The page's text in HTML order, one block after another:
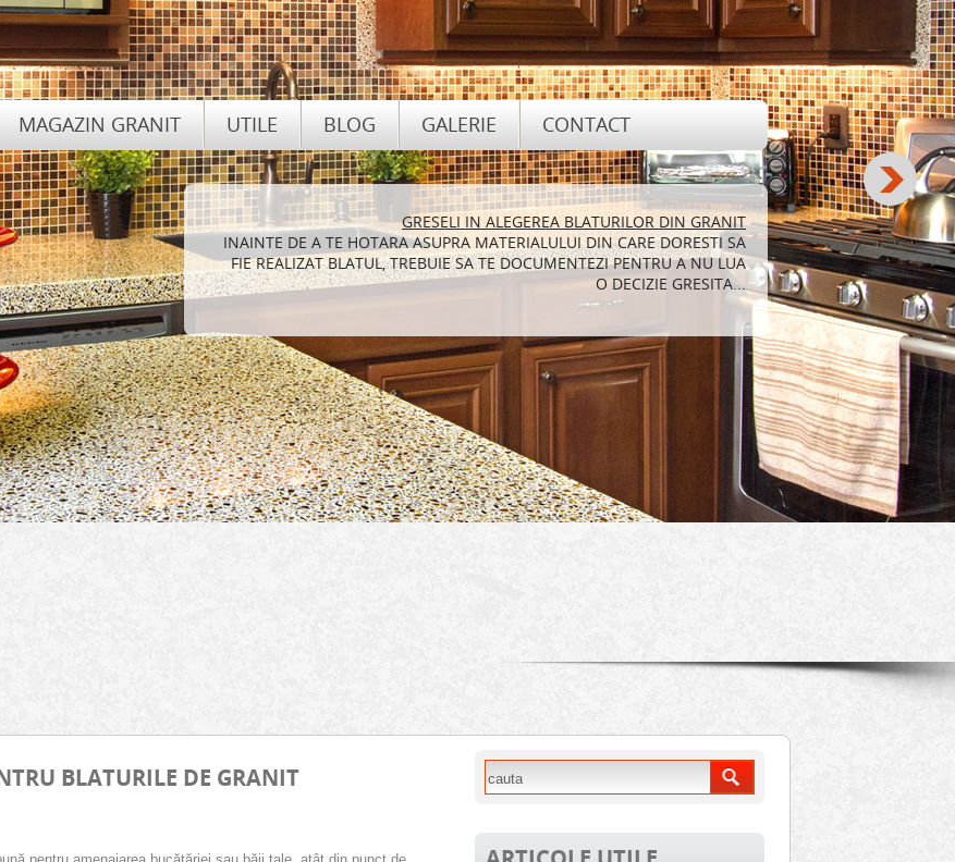
MAGAZIN GRANIT UTILE BLOG GALERIE CONTACT
GRESELI IN ALEGEREA BLATURILOR DIN GRANIT
INAINTE DE A TE HOTARA ASUPRA MATERIALULUI DIN CARE DORESTI SA
FIE REALIZAT BLATUL, TREBUIE SA TE DOCUMENTEZI PENTRU A NU LUA
O DECIZIE GRESITA...
INTRETINEREA SI CURATAREA GRANITULUI
GRANITUL ESTE PREFERAT DE MULTE PERSOANE CARE DORESC SA ISI
REDECOREZE LOCUINTA DEOARECE ACESTA SE POATE REGASI SUB
DIFERITE FORME SI IN DIFERITE NUANTE...
BLATURILE DE GRANIT